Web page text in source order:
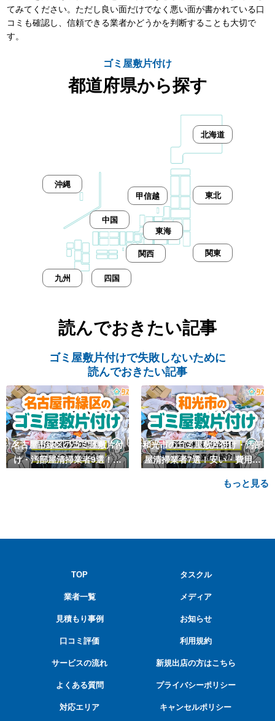
てみてください。ただし良い面だけでなく悪い面が書かれている口
コミも確認し、信頼できる業者かどうかを判断することも大切で
す。
ゴミ屋敷片付け
都道府県から探す
北海道
東北
甲信越
東海
関東
関西
中国
四国
九州
沖縄
読んでおきたい記事
ゴミ屋敷片付けで失敗しないために
読んでおきたい記事
名古屋市緑区のゴミ屋敷片付
け・汚部屋清掃業者9選！安
和光市のゴミ屋敷片付け・汚部
屋清掃業者7選！安い・費用相
もっと見る
TOP
業者一覧
見積もり事例
口コミ評価
サービスの流れ
よくある質問
対応エリア
タスクル
メディア
お知らせ
利用規約
新規出店の方はこちら
プライバシーポリシー
キャンセルポリシー